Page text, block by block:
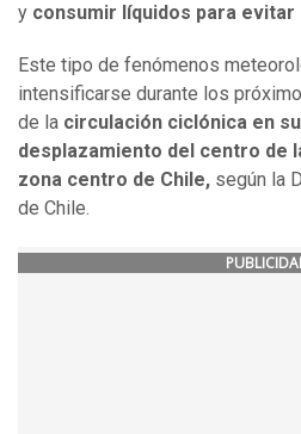
y consumir líquidos para evitar
Este tipo de fenómenos
intensificarse durante los
de la circulación ciclónica en
desplazamiento del centro de
zona centro de Chile, según la
de Chile.